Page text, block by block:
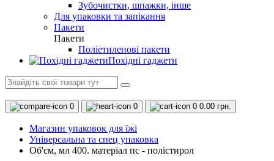
Зубочистки, шпажки, інше
Для упаковки та запікання
Пакети
Пакети
Поліетиленові пакети
Похідні гаджети
0 0 0 0.00 грн.
Магазин упаковок для їжі
Універсальна та спец упаковка
Об'єм, мл 400. матеріал пс - полістирол